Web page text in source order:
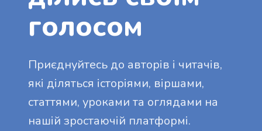
голосом
Приєднуйтесь до авторів і читачів,
які діляться історіями, віршами,
статтями, уроками та оглядами на
нашій зростаючій платформі.